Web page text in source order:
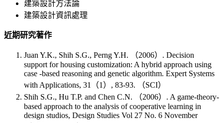
建築設計方法論
建築設計資訊處理
近期研究著作
Juan Y.K., Shih S.G., Perng Y.H. （2006）. Decision
support for housing customization: A hybrid approach using
case ‐based reasoning and genetic algorithm. Expert Systems
with Applications, 31（1）, 83‐93. （SCI）
Shih S.G., Hu T.P. and Chen C.N. （2006）. A game-theory-
based approach to the analysis of cooperative learning in
design studios, Design Studies Vol 27 No. 6 November